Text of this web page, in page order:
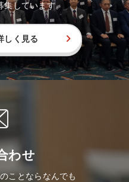
しています。
しく見る
わせ
ことならなんでも